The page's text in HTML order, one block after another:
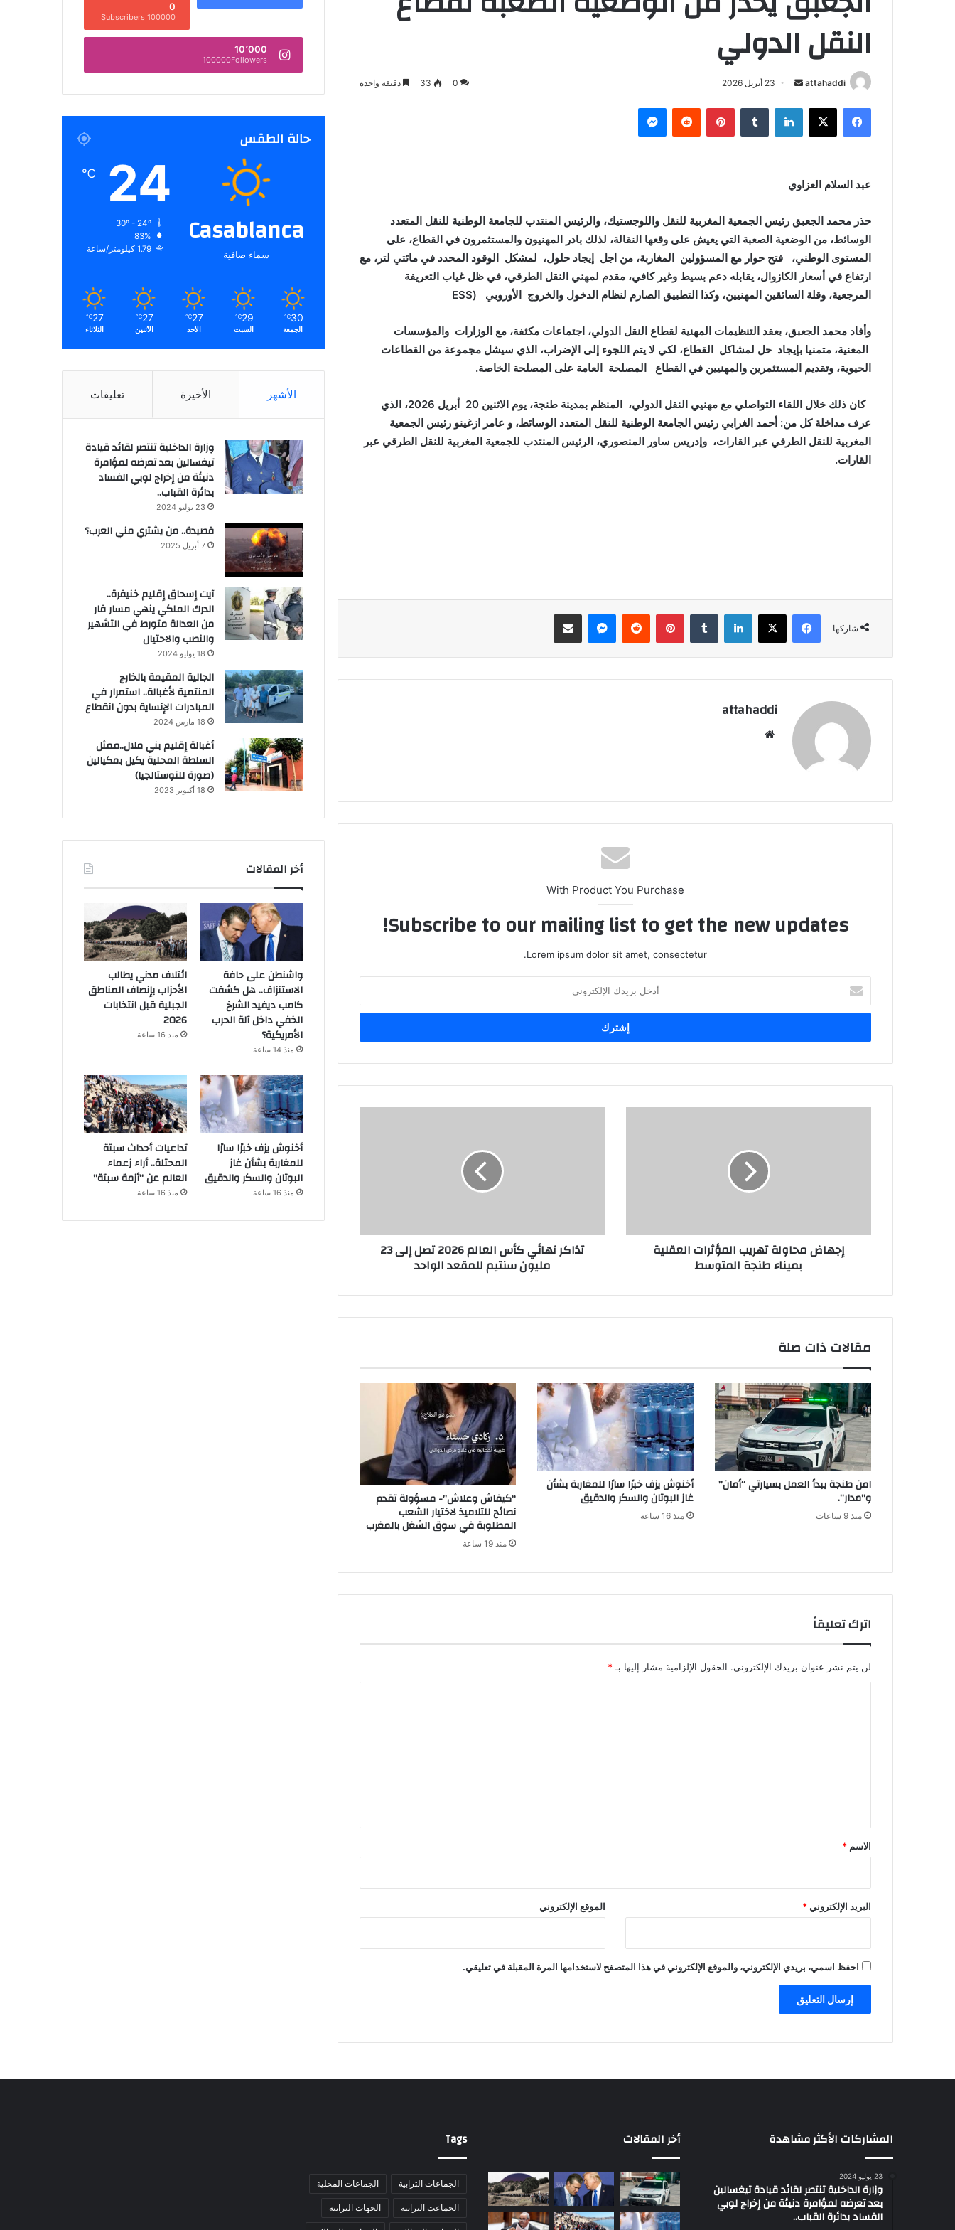
النقل الدولي
attahaddi
ي
إ
ك
ن
ي
ا
23 أبريل 2026 0
33 دقيقة واحدة
فيسبوك لينكدإن بينتيريست
عبد السلام العزاوي
حذر محمد الجعبق رئيس الجمعية المغربية للنقل واللوجستيك، والرئيس المنتدب للجامعة الوطنية للنقل المتعدد
الوسائط، من الوضعية الصعبة التي يعيش على وقعها النقالة، لذلك بادر المهنيون والمستثمرون في القطاع، على
المستوى الوطني، فتح حوار مع المسؤولين المغاربة، من اجل إيجاد حلول، لمشكل الوقود المحدد في مائتي لتر، مع
ارتفاع في أسعار الكازوال، يقابله دعم بسيط وغير كافي، مقدم لمهني النقل الطرقي، في ظل غياب التعريفة
المرجعية، وقلة السائقين المهنيين، وكذا التطبيق الصارم لنظام الدخول والخروج الأوروبي (ESS
وأفاد محمد الجعبق، بعقد التنظيمات المهنية لقطاع النقل الدولي، اجتماعات مكثفة، مع الوزارات والمؤسسات
المعنية، متمنيا بإيجاد حل لمشاكل القطاع، لكي لا يتم اللجوء إلى الإضراب، الذي سيشل مجموعة من القطاعات
الحيوية، وتقديم المستثمرين والمهنيين في القطاع المصلحة العامة على المصلحة الخاصة.
كان ذلك خلال اللقاء التواصلي مع مهنيي النقل الدولي، المنظم بمدينة طنجة، يوم الاثنين 20 أبريل 2026، الذي
عرف مداخلة كل من: أحمد الغرابي رئيس الجامعة الوطنية للنقل المتعدد الوسائط، و عامر ازغينو رئيس الجمعية
المغربية للنقل الطرقي عبر القارات، وإدريس ساور المنصوري، الرئيس المنتدب للجمعية المغربية للنقل الطرقي عبر
القارات.
شاركها
فيسبوك لينكدإن بينتيريست
attahaddi
With Product You Purchase
Subscribe to our mailing list to get the new updates!
Lorem ipsum dolor sit amet, consectetur.
خ
ب
د
ن
إجهاض محاولة تهريب المؤثرات العقلية
بميناء طنجة المتوسط
تذاكر نهائي كأس العالم 2026 تصل إلى 23
مليون سنتيم للمقعد الواحد
مقالات ذات صلة
امن طنجة يبدأ العمل بسيارتي “أمان”
و”مدار”.
منذ 9 ساعات
أخنوش يزف خبرًا سارًا للمغاربة بشأن
غاز البوتان والسكر والدقيق
منذ 16 ساعة
“كيفاش وعلاش”- مسؤولة تقدم
نصائح للتلاميذ لاختيار الشعب
المطلوبة في سوق الشغل بالمغرب
منذ 19 ساعة
اترك تعليقاً
لن يتم نشر عنوان بريدك الإلكتروني. الحقول الإلزامية مشار إليها بـ*
*
الاسم *
البريد الإلكتروني* الموقع الإلكتروني
احفظ اسمي، بريدي الإلكتروني، والموقع الإلكتروني في هذا المتصفح لاستخدامها المرة المقبلة في تعليقي.
0
100000 Subscribers
10٬000
100000Followers
حالة الطقس
Casablanca
سماء صافية
24
℃
83%
1.79 كيلومتر/ساعة
30
℃
الجمعة
29
℃
السبت
27
℃
الأحد
27
℃
الأثنين
27
℃
الثلاثاء
الأشهر الأخيرة تعليقات
وزارة الداخلية تنتصر لقائد قيادة
تيغسالين بعد تعرضه لمؤامرة
دنيئة من إخراج لوبي الفساد
بدائرة القباب..
23 يوليو 2024
قصيدة.. من يشتري مني العرب؟
7 أبريل 2025
آيت إسحاق إقليم خنيفرة..
الدرك الملكي ينهي مسار فار
من العدالة متورط في التشهير
والنصب والاحتيال
18 يوليو 2024
الجالية المقيمة بالخارج
المنتمية لأغبالة.. استمرار في
المبادرات الإنساية بدون انقطاع
18 مارس 2024
أغبالة إقليم بني ملال..ممثل
السلطة المحلية يكيل بمكيالين
(صورة للنوستالجيا)
18 أكتوبر 2023
أخر المقالات
واشنطن على حافة
الاستنزاف.. هل كشفت
كامب ديفيد الشرخ
الخفي داخل آلة الحرب
الأمريكية؟
منذ 14 ساعة
ائتلاف مدني يطالب
الأحزاب بإنصاف المناطق
الجبلية قبل انتخابات
2026
منذ 16 ساعة
أخنوش يزف خبرًا سارًا
للمغاربة بشأن غاز
البوتان والسكر والدقيق
منذ 16 ساعة
تداعيات أحداث سبتة
المحتلة.. أراء زعماء
العالم عن “أزمة سبتة”
منذ 16 ساعة
المشاركات الأكثر مشاهدة
23 يوليو 2024
وزارة الداخلية تنتصر لقائد قيادة تيغسالين
بعد تعرضه لمؤامرة دنيئة من إخراج لوبي
الفساد بدائرة القباب..
أخر المقالات Tags
الجماعات الترابية الجماعات المحلية
الجماعت الترابية الجهات الترابية